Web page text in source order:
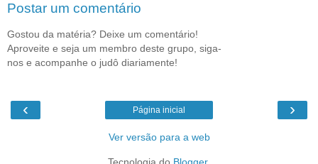
Postar um comentário
Gostou da matéria? Deixe um comentário!
Aproveite e seja um membro deste grupo, siga-
nos e acompanhe o judô diariamente!
‹ ›
Página inicial
Ver versão para a web